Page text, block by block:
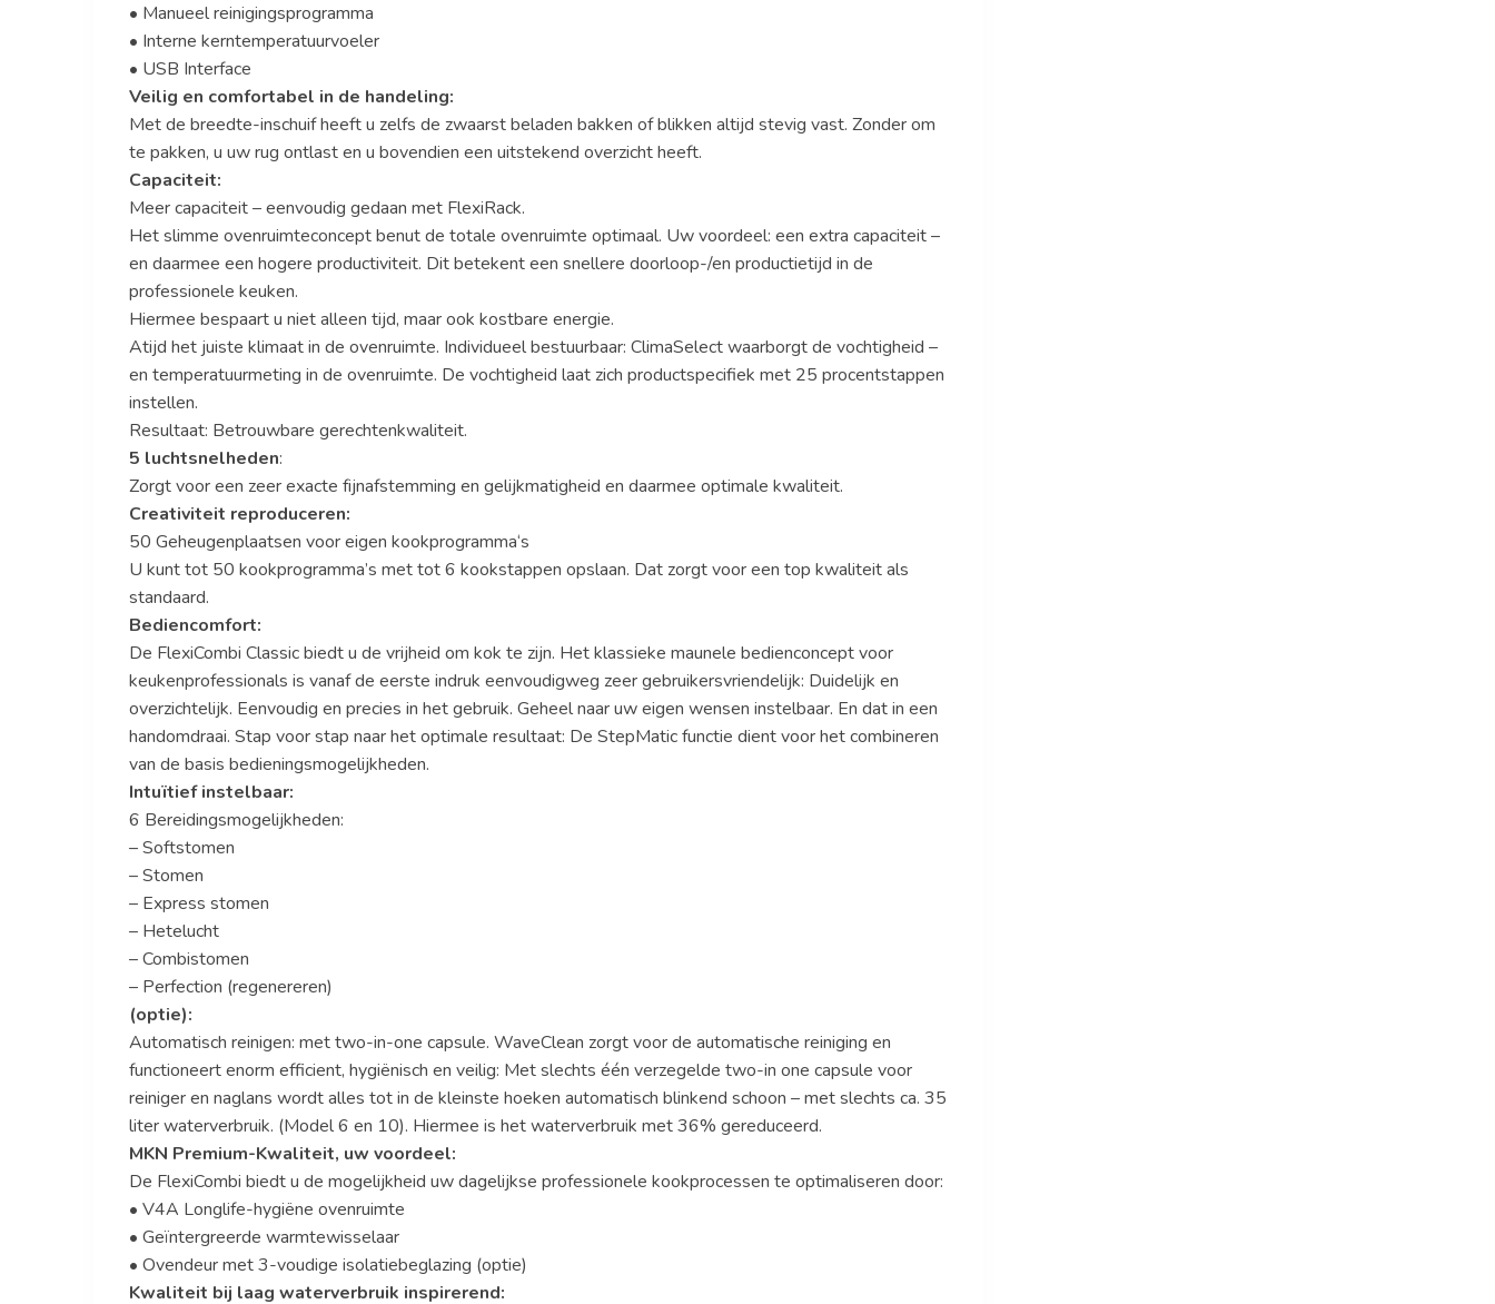
• Manueel reinigingsprogramma
• Interne kerntemperatuurvoeler
• USB Interface
Veilig en comfortabel in de handeling:
Met de breedte-inschuif heeft u zelfs de zwaarst beladen bakken of blikken altijd stevig vast. Zonder om
te pakken, u uw rug ontlast en u bovendien een uitstekend overzicht heeft.
Capaciteit:
Meer capaciteit – eenvoudig gedaan met FlexiRack.
Het slimme ovenruimteconcept benut de totale ovenruimte optimaal. Uw voordeel: een extra capaciteit –
en daarmee een hogere productiviteit. Dit betekent een snellere doorloop-/en productietijd in de
professionele keuken.
Hiermee bespaart u niet alleen tijd, maar ook kostbare energie.
Atijd het juiste klimaat in de ovenruimte. Individueel bestuurbaar: ClimaSelect waarborgt de vochtigheid –
en temperatuurmeting in de ovenruimte. De vochtigheid laat zich productspecifiek met 25 procentstappen
instellen.
Resultaat: Betrouwbare gerechtenkwaliteit.
5 luchtsnelheden:
Zorgt voor een zeer exacte fijnafstemming en gelijkmatigheid en daarmee optimale kwaliteit.
Creativiteit reproduceren:
50 Geheugenplaatsen voor eigen kookprogramma‘s
U kunt tot 50 kookprogramma’s met tot 6 kookstappen opslaan. Dat zorgt voor een top kwaliteit als
standaard.
Bediencomfort:
De FlexiCombi Classic biedt u de vrijheid om kok te zijn. Het klassieke maunele bedienconcept voor
keukenprofessionals is vanaf de eerste indruk eenvoudigweg zeer gebruikersvriendelijk: Duidelijk en
overzichtelijk. Eenvoudig en precies in het gebruik. Geheel naar uw eigen wensen instelbaar. En dat in een
handomdraai. Stap voor stap naar het optimale resultaat: De StepMatic functie dient voor het combineren
van de basis bedieningsmogelijkheden.
Intuïtief instelbaar:
6 Bereidingsmogelijkheden:
– Softstomen
– Stomen
– Express stomen
– Hetelucht
– Combistomen
– Perfection (regenereren)
(optie):
Automatisch reinigen: met two-in-one capsule. WaveClean zorgt voor de automatische reiniging en
functioneert enorm efficient, hygiënisch en veilig: Met slechts één verzegelde two-in one capsule voor
reiniger en naglans wordt alles tot in de kleinste hoeken automatisch blinkend schoon – met slechts ca. 35
liter waterverbruik. (Model 6 en 10). Hiermee is het waterverbruik met 36% gereduceerd.
MKN Premium-Kwaliteit, uw voordeel:
De FlexiCombi biedt u de mogelijkheid uw dagelijkse professionele kookprocessen te optimaliseren door:
• V4A Longlife-hygiëne ovenruimte
• Geïntergreerde warmtewisselaar
• Ovendeur met 3-voudige isolatiebeglazing (optie)
Kwaliteit bij laag waterverbruik inspirerend: